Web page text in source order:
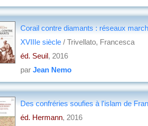
Corail contre diamants : réseaux
XVIIIe siècle / Trivellato, Francesca
éd. Seuil, 2016
par Jean Nemo
Des confréries soufies à l'islam de
éd. Hermann, 2016